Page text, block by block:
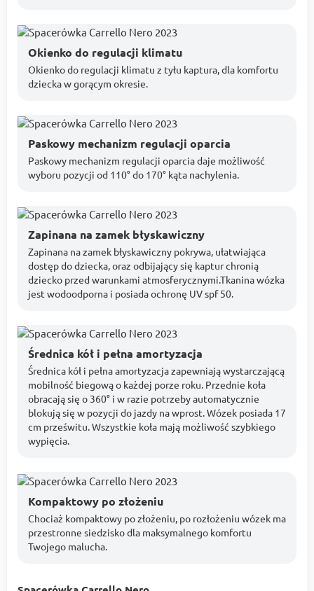
Okienko do regulacji klimatu
Okienko do regulacji klimatu z tyłu kaptura, dla komfortu
dziecka w gorącym okresie.
Paskowy mechanizm regulacji oparcia
Paskowy mechanizm regulacji oparcia daje możliwość
wyboru pozycji od 110° do 170° kąta nachylenia.
Zapinana na zamek błyskawiczny
Zapinana na zamek błyskawiczny pokrywa, ułatwiająca
dostęp do dziecka, oraz odbijający się kaptur chronią
dziecko przed warunkami atmosferycznymi.Tkanina wózka
jest wodoodporna i posiada ochronę UV spf 50.
Średnica kół i pełna amortyzacja
Średnica kół i pełna amortyzacja zapewniają wystarczającą
mobilność biegową o każdej porze roku. Przednie koła
obracają się o 360° i w razie potrzeby automatycznie
blokują się w pozycji do jazdy na wprost. Wózek posiada 17
cm prześwitu. Wszystkie koła mają możliwość szybkiego
wypięcia.
Kompaktowy po złożeniu
Chociaż kompaktowy po złożeniu, po rozłożeniu wózek ma
przestronne siedzisko dla maksymalnego komfortu
Twojego malucha.